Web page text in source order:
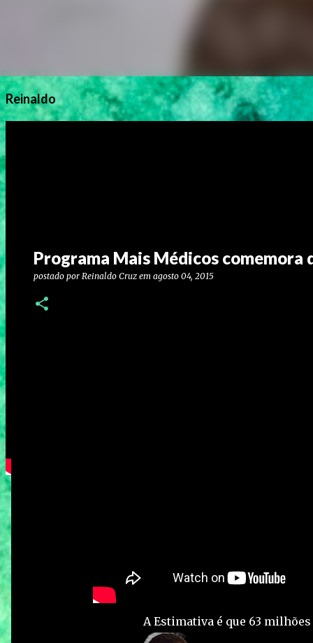
Reinaldo
Programa Mais Médicos comemora
postado por Reinaldo Cruz em agosto 04, 2015
A Estimativa é que 63